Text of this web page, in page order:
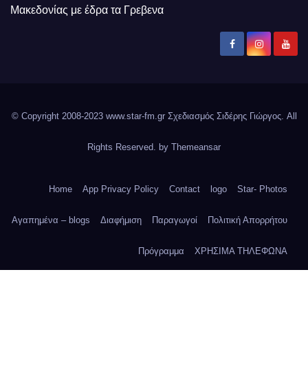
Μακεδονίας με έδρα τα Γρεβενα
© Copyright 2008-2023 www.star-fm.gr Σχεδιασμός Σιδέρης Γιώργος. All
Rights Reserved. by Themeansar
Home App Privacy Policy Contact logo Star- Photos
Αγαπημένα – blogs Διαφήμιση Παραγωγοί Πολιτική Απορρήτου
Πρόγραμμα ΧΡΗΣΙΜΑ ΤΗΛΕΦΩΝΑ